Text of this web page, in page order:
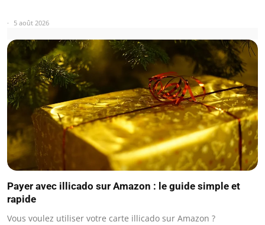
5 août 2026
Payer avec illicado sur Amazon : le guide simple et
rapide
Vous voulez utiliser votre carte illicado sur Amazon ?